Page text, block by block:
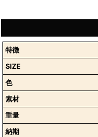
特徴
SIZE
色
素材
重量
納期